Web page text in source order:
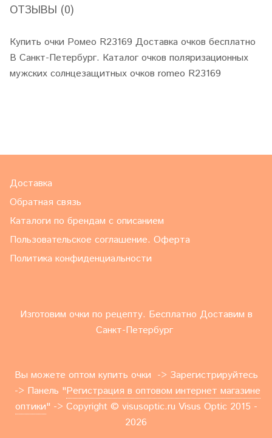
ОТЗЫВЫ (0)
Купить очки Ромео R23169 Доставка очков бесплатно
В Санкт-Петербург. Каталог очков поляризационных
мужских солнцезащитных очков romeo R23169
Доставка
Обратная связь
Каталоги по брендам с описанием
Пользовательское соглашение. Оферта
Политика конфиденциальности
Изготовим очки по рецепту. Бесплатно Доставим в
Санкт-Петербург
Вы можете оптом купить очки -> Зарегистрируйтесь
-> Панель "Регистрация в оптовом интернет магазине
оптики" -> Copyright © visusoptic.ru Visus Optic 2015 -
2026